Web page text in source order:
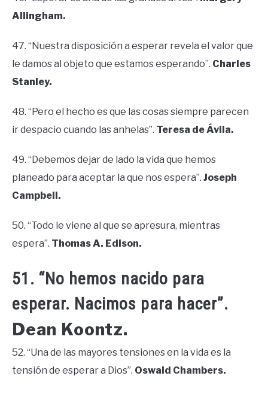
Allingham.
47. “Nuestra disposición a esperar revela el valor que
le damos al objeto que estamos esperando”. Charles
Stanley.
48. “Pero el hecho es que las cosas siempre parecen
ir despacio cuando las anhelas”. Teresa de Ávila.
49. “Debemos dejar de lado la vida que hemos
planeado para aceptar la que nos espera”. Joseph
Campbell.
50. “Todo le viene al que se apresura, mientras
espera”. Thomas A. Edison.
51. “No hemos nacido para
esperar. Nacimos para hacer”.
Dean Koontz.
52. “Una de las mayores tensiones en la vida es la
tensión de esperar a Dios”. Oswald Chambers.